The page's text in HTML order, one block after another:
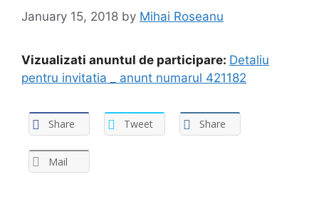
January 15, 2018 by Mihai Roseanu
Vizualizati anuntul de participare: Detaliu
pentru invitatia _ anunt numarul 421182
Share Tweet Share
Mail